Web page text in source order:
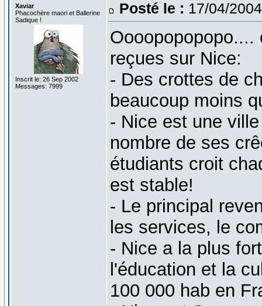
Xaviar
Phacochère maori et Ballerine
Sadique !
Inscrit le: 26 Sep 2002
Messages: 7999
Posté le : 17/04/
reçues sur Nice:
- Des crottes de
beaucoup moins
- Nice est une
nombre de ses
étudiants croit
est stable!
- Le principal
les services, le
- Nice a la plus
l'éducation et la
100 000 hab en